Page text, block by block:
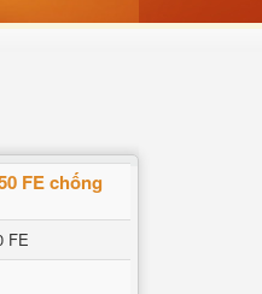
FE chống
FE